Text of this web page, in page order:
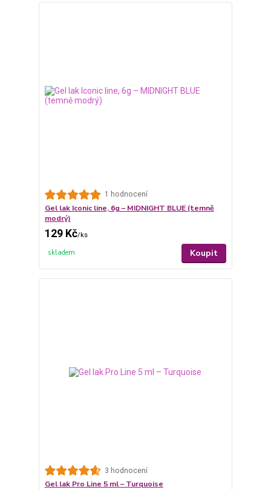
1 hodnocení
Gel lak Iconic line, 6g – MIDNIGHT BLUE (temně
modrý)
129 Kč/ks
skladem Koupit
3 hodnocení
Gel lak Pro Line 5 ml – Turquoise